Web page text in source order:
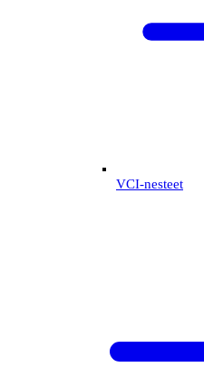
VCI-nesteet